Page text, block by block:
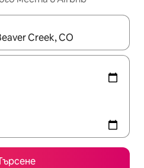
използвайте